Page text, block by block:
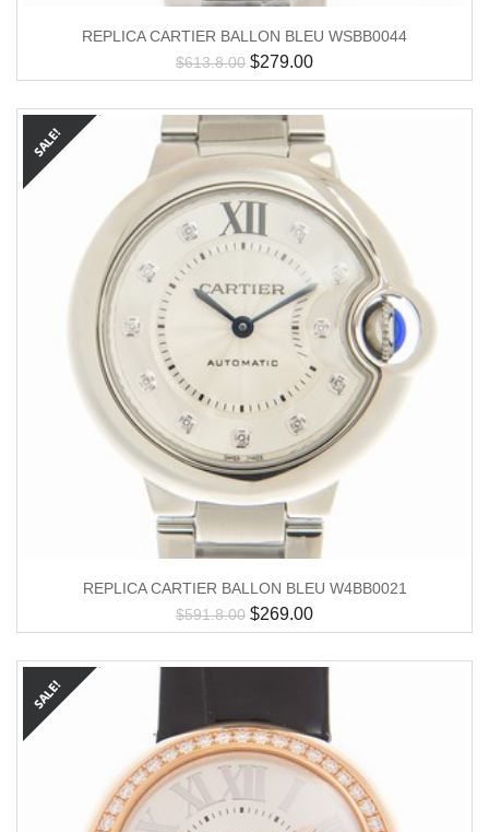
REPLICA CARTIER BALLON BLEU WSBB0044
$613.8.00 $279.00
REPLICA CARTIER BALLON BLEU W4BB0021
$591.8.00 $269.00